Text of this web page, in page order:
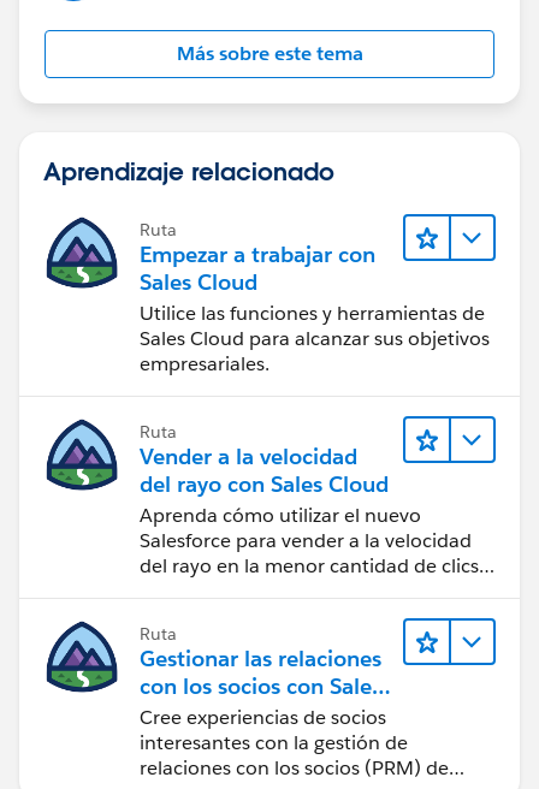
Gopikrishna.
Más sobre este tema
Aprendizaje relacionado
Ruta
Empezar a trabajar con
Sales Cloud
Utilice las funciones y herramientas de
Sales Cloud para alcanzar sus objetivos
empresariales.
Ruta
Vender a la velocidad
del rayo con Sales Cloud
Aprenda cómo utilizar el nuevo
Salesforce para vender a la velocidad
del rayo en la menor cantidad de clics
Ruta
Gestionar las relaciones
con los socios con Sales
Cloud PRM
Cree experiencias de socios
interesantes con la gestión de
relaciones con los socios (PRM) de